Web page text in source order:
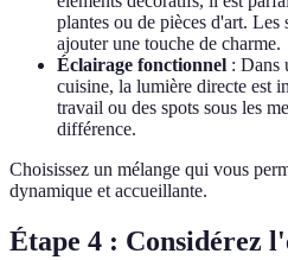
plantes ou de pièces d'art. Les
ajouter une touche de charme.
Éclairage fonctionnel : Dans
cuisine, la lumière directe est
travail ou des spots sous les
différence.
Choisissez un mélange qui vous
dynamique et accueillante.
Étape 4 : Considérez